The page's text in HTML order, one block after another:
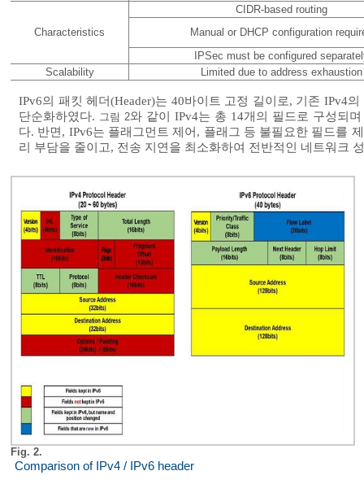
Characteristics
CIDR-based routing
Manual or DHCP configuration
IPSec must be configured
Scalability
Limited due to address exhaustion
IPv6의 패킷 헤더(Header)는 40바이트 고정 길이로, 기존 IPv4
단순화하였다. 그림 2와 같이 IPv4는 총 14개의 필드로 구성되
다. 반면, IPv6는 플래그먼트 제어, 플래그 등 불필요한 필드를
리 부담을 줄이고, 전송 지연을 최소화하여 전반적인 네트워크
Fig. 2.
Comparison of IPv4 / IPv6 header